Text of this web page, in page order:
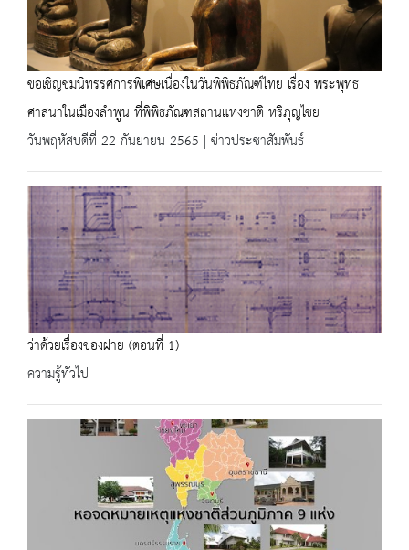
ขอเชิญชมนิทรรศการพิเศษเนื่องในวันพิพิธภัณฑ์ไทย เรื่อง พระพุทธ
ศาสนาในเมืองลำพูน ที่พิพิธภัณฑสถานแห่งชาติ หริภุญไชย
วันพฤหัสบดีที่ 22 กันยายน 2565 | ข่าวประชาสัมพันธ์
ว่าด้วยเรื่องของฝาย (ตอนที่ 1)
ความรู้ทั่วไป